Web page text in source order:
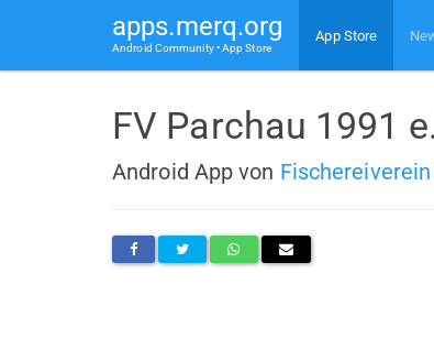
apps.merq.org
Android Community • App Store
App Store
FV Parchau 1991
Android App von